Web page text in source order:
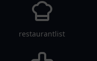
restaurantlist